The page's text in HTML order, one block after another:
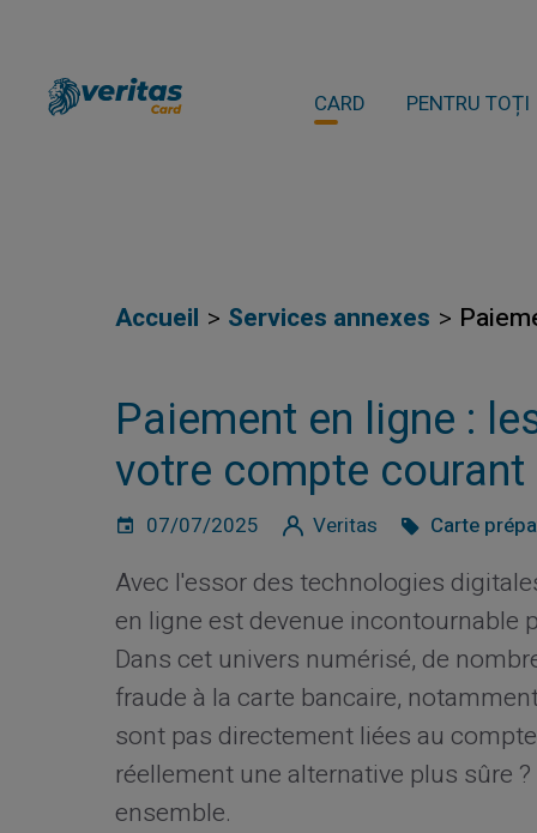
CARD PENTRU TOȚI
Accueil Services annexes
Paiement en ligne :
votre compte
07/07/2025 Veritas Carte
Avec l'essor des technologies
en ligne est devenue incontournable
Dans cet univers numérisé, de
fraude à la carte bancaire,
sont pas directement liées au
réellement une alternative plus sûre
ensemble.